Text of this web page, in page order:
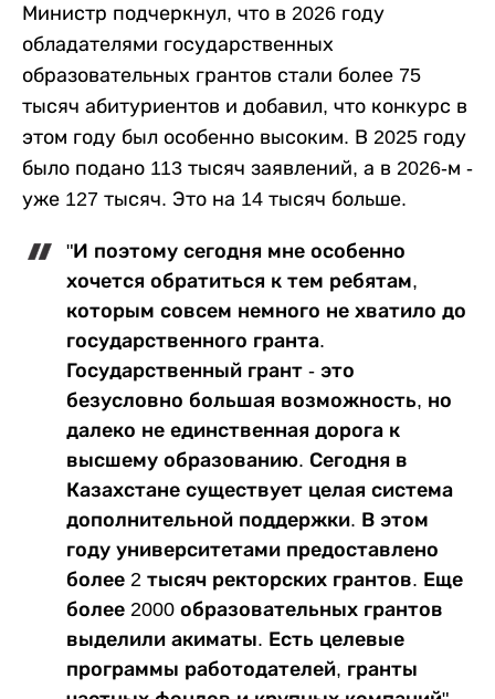
Министр подчеркнул, что в 2026 году
обладателями государственных
образовательных грантов стали более 75
тысяч абитуриентов и добавил, что конкурс в
этом году был особенно высоким. В 2025 году
было подано 113 тысяч заявлений, а в 2026-м -
уже 127 тысяч. Это на 14 тысяч больше.
"И поэтому сегодня мне особенно
хочется обратиться к тем ребятам,
которым совсем немного не хватило до
государственного гранта.
Государственный грант - это
безусловно большая возможность, но
далеко не единственная дорога к
высшему образованию. Сегодня в
Казахстане существует целая система
дополнительной поддержки. В этом
году университетами предоставлено
более 2 тысяч ректорских грантов. Еще
более 2000 образовательных грантов
выделили акиматы. Есть целевые
программы работодателей, гранты